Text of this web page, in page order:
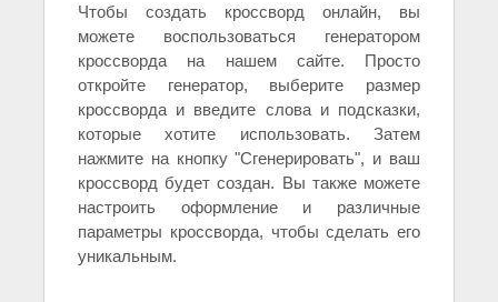
Чтобы создать кроссворд онлайн, вы
можете воспользоваться генератором
кроссворда на нашем сайте. Просто
откройте генератор, выберите размер
кроссворда и введите слова и подсказки,
которые хотите использовать. Затем
нажмите на кнопку "Сгенерировать", и ваш
кроссворд будет создан. Вы также можете
настроить оформление и различные
параметры кроссворда, чтобы сделать его
уникальным.